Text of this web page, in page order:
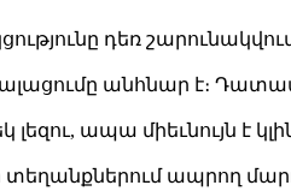
դեռ
անհնար է։
լեզու, ապա միեւնույն է
տեղանքներում ապրող